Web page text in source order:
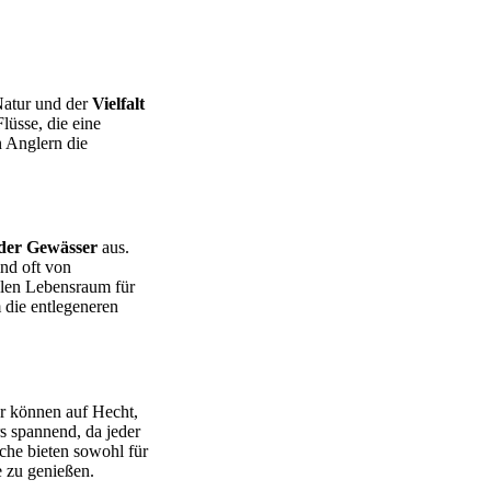
und derVielfalt
die eine
Anglern die
Gewässer aus.
oft von
Lebensraum für
entlegeneren
können auf Hecht,
spannend, da jeder
bieten sowohl für
genießen.